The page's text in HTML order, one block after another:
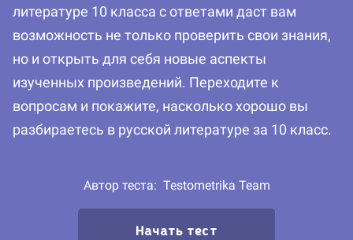
литературе 10 класса с ответами даст вам
возможность не только проверить свои знания,
но и открыть для себя новые аспекты
изученных произведений. Переходите к
вопросам и покажите, насколько хорошо вы
разбираетесь в русской литературе за 10 класс.
Автор теста: Testometrika Team
Начать тест